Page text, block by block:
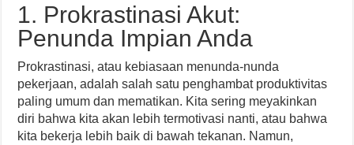
1. Prokrastinasi Akut:
Penunda Impian Anda
Prokrastinasi, atau kebiasaan menunda-nunda
pekerjaan, adalah salah satu penghambat produktivitas
paling umum dan mematikan. Kita sering meyakinkan
diri bahwa kita akan lebih termotivasi nanti, atau bahwa
kita bekerja lebih baik di bawah tekanan. Namun,